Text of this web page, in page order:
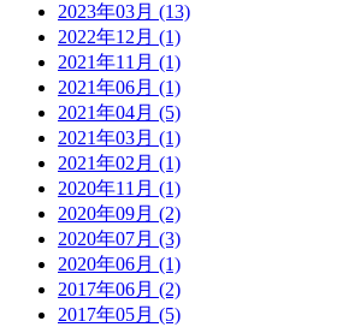
2023年03月 (13)
2022年12月 (1)
2021年11月 (1)
2021年06月 (1)
2021年04月 (5)
2021年03月 (1)
2021年02月 (1)
2020年11月 (1)
2020年09月 (2)
2020年07月 (3)
2020年06月 (1)
2017年06月 (2)
2017年05月 (5)